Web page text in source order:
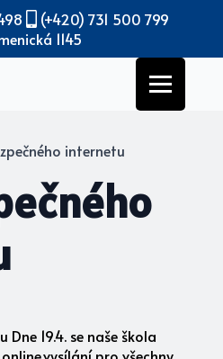
(+420) 731 500 799
1145
internetu
19.4. se naše škola